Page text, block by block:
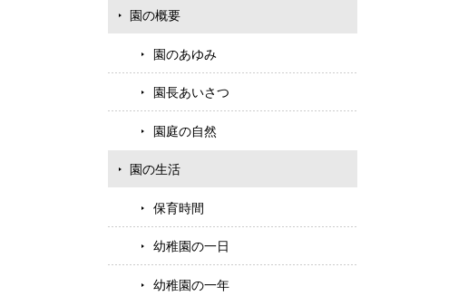
園の概要
園のあゆみ
園長あいさつ
園庭の自然
園の生活
保育時間
幼稚園の一日
幼稚園の一年